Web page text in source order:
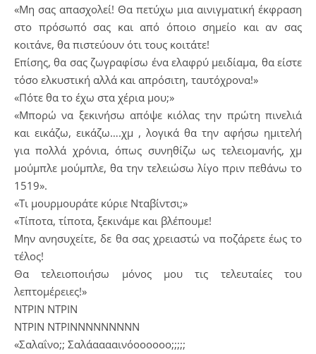
«Μη σας απασχολεί! Θα πετύχω μια αινιγματική έκφραση
στο πρόσωπό σας και από όποιο σημείο και αν σας
κοιτάνε, θα πιστεύουν ότι τους κοιτάτε!
Επίσης, θα σας ζωγραφίσω ένα ελαφρύ μειδίαμα, θα είστε
τόσο ελκυστική αλλά και απρόσιτη, ταυτόχρονα!»
«Πότε θα το έχω στα χέρια μου;»
«Μπορώ να ξεκινήσω απόψε κιόλας την πρώτη πινελιά
και εικάζω, εικάζω….χμ , λογικά θα την αφήσω ημιτελή
για πολλά χρόνια, όπως συνηθίζω ως τελειομανής, χμ
μούμπλε μούμπλε, θα την τελειώσω λίγο πριν πεθάνω το
1519».
«Τι μουρμουράτε κύριε Νταβίντσι;»
«Τίποτα, τίποτα, ξεκινάμε και βλέπουμε!
Μην ανησυχείτε, δε θα σας χρειαστώ να ποζάρετε έως το
τέλος!
Θα τελειοποιήσω μόνος μου τις τελευταίες του
λεπτομέρειες!»
ΝΤΡΙΝ ΝΤΡΙΝ
ΝΤΡΙΝ ΝΤΡΙΝΝΝΝΝΝΝΝΝ
«Σαλαΐνο;; Σαλάααααινόοοοοοο;;;;;